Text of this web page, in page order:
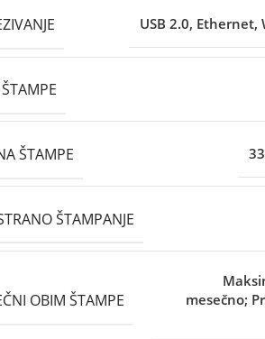
USB 2.0, Ethernet,
ŠTAMPE
ŠTAMPANJE
OBIM ŠTAMPE
mesečno;